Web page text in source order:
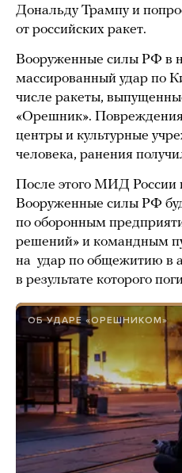
Дональду Трампу и
от российских ракет.
Вооруженные силы РФ в
массированный удар по
числе ракеты,
«Орешник».
центры и культурные
человека, ранения
После этого МИД России
Вооруженные силы РФ
по оборонным
решений» и командным
на удар по общежитию в
в результате которого
ОБ УДАРЕ «ОРЕШНИКОМ»